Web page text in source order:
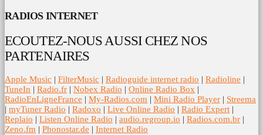
RADIOS INTERNET
ECOUTEZ-NOUS AUSSI CHEZ NOS
PARTENAIRES
Apple Music | FilterMusic | Radioguide internet radio | Radioline |
TuneIn | Radio.fr | Nobex Radio | Online Radio Box |
RadioEnLigneFrance | My-Radios.com | Mini Radio Player | Streema
| myTuner Radio | Radoxo | Live Online Radio | Radio Expert |
Replaio | Listen Online Radio | audio.regroup.io | Radios.com.br |
Zeno.fm | Phonostar.de | Internet Radio